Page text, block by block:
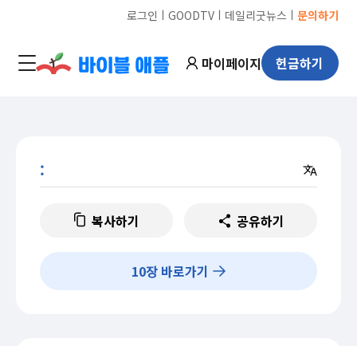
로그인 ㅣ GOODTVㅣ 데일리굿뉴스 ㅣ 문의하기
마이페이지 헌금하기
:
복사하기 공유하기
10장 바로가기